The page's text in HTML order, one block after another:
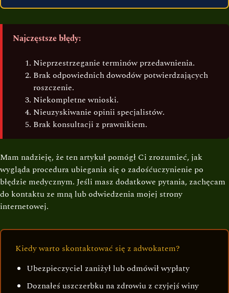
Najczęstsze błędy:
Nieprzestrzeganie terminów przedawnienia.
Brak odpowiednich dowodów potwierdzających
roszczenie.
Niekompletne wnioski.
Nieuzyskiwanie opinii specjalistów.
Brak konsultacji z prawnikiem.
Mam nadzieję, że ten artykuł pomógł Ci zrozumieć, jak
wygląda procedura ubiegania się o zadośćuczynienie po
błędzie medycznym. Jeśli masz dodatkowe pytania, zachęcam
do kontaktu ze mną lub odwiedzenia mojej strony
internetowej.
Kiedy warto skontaktować się z adwokatem?
Ubezpieczyciel zaniżył lub odmówił wypłaty
Doznałeś uszczerbku na zdrowiu z czyjejś winy